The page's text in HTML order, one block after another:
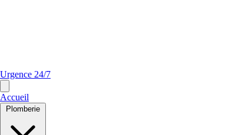
Urgence 24/7
Accueil